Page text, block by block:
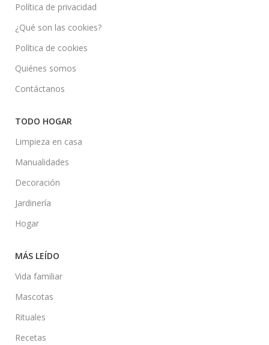
Política de privacidad
¿Qué son las cookies?
Política de cookies
Quiénes somos
Contáctanos
TODO HOGAR
Limpieza en casa
Manualidades
Decoración
Jardinería
Hogar
MÁS LEÍDO
Vida familiar
Mascotas
Rituales
Recetas